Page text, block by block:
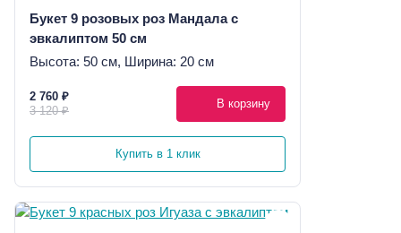
Букет 9 розовых роз Мандала с
эвкалиптом 50 см
Высота: 50 см, Ширина: 20 см
2 760 ₽
3 120 ₽
В корзину
Купить в 1 клик